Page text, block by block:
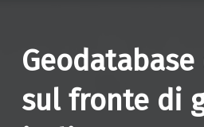
sul fronte di